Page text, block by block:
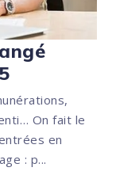
On fait le
en
: p...